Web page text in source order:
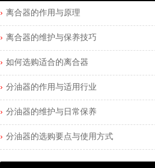
离合器的作用与原理
离合器的维护与保养技巧
如何选购适合的离合器
分油器的作用与适用行业
分油器的维护与日常保养
分油器的选购要点与使用方式